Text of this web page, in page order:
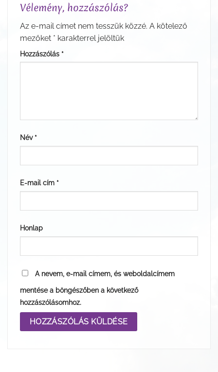
Vélemény, hozzászólás?
Az e-mail címet nem tesszük közzé. A kötelező
mezőket * karakterrel jelöltük
Hozzászólás *
Név *
E-mail cím *
Honlap
A nevem, e-mail címem, és weboldalcímem
mentése a böngészőben a következő
hozzászólásomhoz.